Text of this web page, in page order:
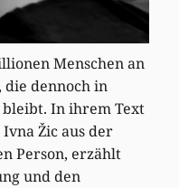
Menschen an
die dennoch in
In ihrem Text
Žic aus der
Person, erzählt
und den